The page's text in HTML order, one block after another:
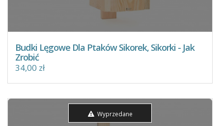
Budki Lęgowe Dla Ptaków Sikorek, Sikorki - Jak
Zrobić
34,00 zł
Wyprzedane